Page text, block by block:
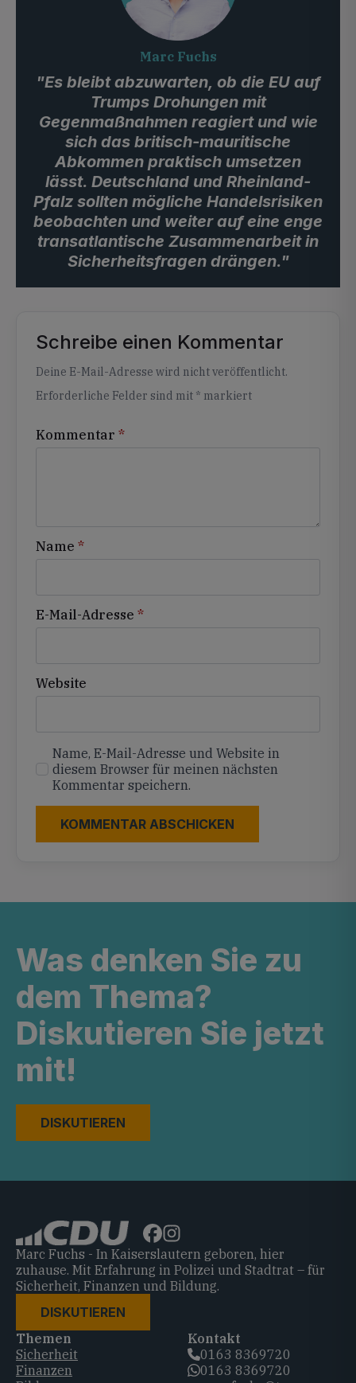
Marc Fuchs
"Es bleibt abzuwarten, ob die EU auf
Trumps Drohungen mit
Gegenmaßnahmen reagiert und wie
sich das britisch-mauritische
Abkommen praktisch umsetzen
lässt. Deutschland und Rheinland-
Pfalz sollten mögliche Handelsrisiken
beobachten und weiter auf eine enge
transatlantische Zusammenarbeit in
Sicherheitsfragen drängen."
Schreibe einen Kommentar
Deine E-Mail-Adresse wird nicht veröffentlicht.
Erforderliche Felder sind mit * markiert
Kommentar *
Name *
E-Mail-Adresse *
Website
Name, E-Mail-Adresse und Website in
diesem Browser für meinen nächsten
Kommentar speichern.
Alternative:
Was denken Sie zu
dem Thema?
Diskutieren Sie jetzt
mit!
DISKUTIEREN
Marc Fuchs - In Kaiserslautern geboren, hier
zuhause. Mit Erfahrung in Polizei und Stadtrat – für
Sicherheit, Finanzen und Bildung.
DISKUTIEREN
Themen
Sicherheit
Finanzen
Kontakt
0163 8369720‬
0163 8369720‬